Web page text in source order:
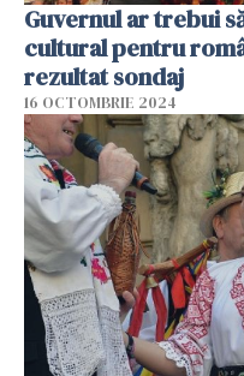
Guvernul ar trebui
cultural pentru
rezultat sondaj
16 OCTOMBRIE 2024